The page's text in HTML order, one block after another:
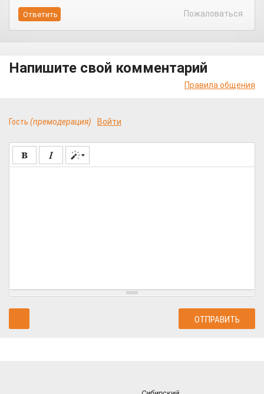
Пожаловаться
Напишите свой комментарий
Правила общения
Гость (премодерация) Войти